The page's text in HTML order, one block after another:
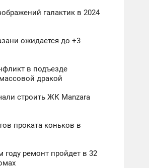
галактик в 2024
ожидается до +3
в подъезде
дракой
строить ЖК Manzara
проката коньков в
году ремонт пройдет в 32